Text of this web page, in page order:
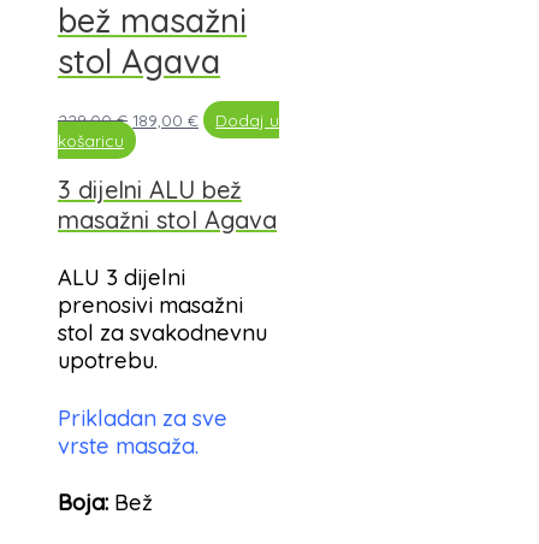
bež masažni
stol Agava
229,00€ 189,00 €
Dodaj u
košaricu
3 dijelni ALU bež
masažni stol Agava
ALU 3 dijelni
prenosivi masažni
stol za svakodnevnu
upotrebu.
Prikladan za sve
vrste masaža.
Boja: Bež